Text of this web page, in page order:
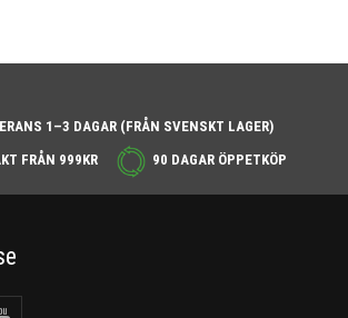
1–3 DAGAR (FRÅN SVENSKT LAGER)
FRÅN 999KR
90 DAGAR ÖPPETKÖP